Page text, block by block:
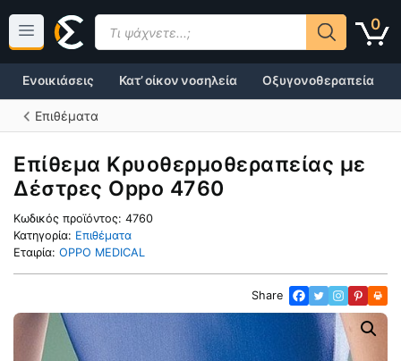
περιεχόμενο
0
Products
search
Κατ’ οίκον νοσηλεία Οξυγονοθεραπεία
Ενοικιάσεις
Επιθέματα
Επίθεμα Κρυοθερμοθεραπείας με
Δέστρες Oppo 4760
Κωδικός προϊόντος: 4760
Κατηγορία: Επιθέματα
Εταιρία: OPPO MEDICAL
Share